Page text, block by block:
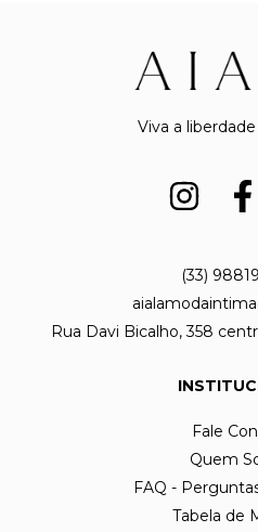
Viva a
(33)
Rua Davi Bicalho, 358
Fale
Quem
FAQ -
Tabela de